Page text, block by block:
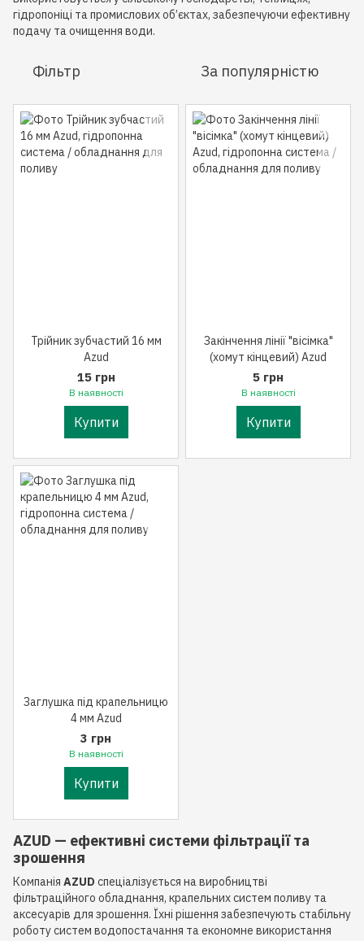
гідропоніці та промислових об’єктах, забезпечуючи ефективну
подачу та очищення води.
Фільтр За популярністю
Трійник зубчастий 16 мм
Azud
15 грн
В наявності
Купити
Закінчення лінії "вісімка"
(хомут кінцевий) Azud
5 грн
В наявності
Купити
Заглушка під крапельницю
4 мм Azud
3 грн
В наявності
Купити
AZUD — ефективні системи фільтрації та
зрошення
Компанія AZUD спеціалізується на виробництві
фільтраційного обладнання, крапельних систем поливу та
аксесуарів для зрошення. Їхні рішення забезпечують стабільну
роботу систем водопостачання та економне використання